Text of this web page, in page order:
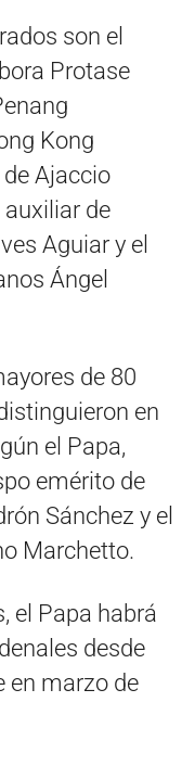
son el
Protase
Kong
de Ajaccio
auxiliar de
Aguiar y el
Ángel
de 80
en
el Papa,
emérito de
Sánchez y el
Marchetto.
el Papa habrá
desde
en marzo de